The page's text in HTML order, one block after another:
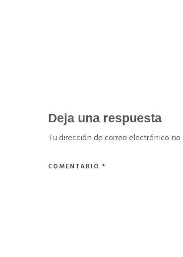
Deja una respuesta
Tu dirección de correo electrónico no
COMENTARIO *